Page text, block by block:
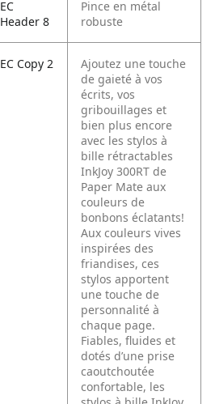
EC
Header 8
Pince en métal
robuste
EC Copy 2
Ajoutez une touche
de gaieté à vos
écrits, vos
gribouillages et
bien plus encore
avec les stylos à
bille rétractables
InkJoy 300RT de
Paper Mate aux
couleurs de
bonbons éclatants!
Aux couleurs vives
inspirées des
friandises, ces
stylos apportent
une touche de
personnalité à
chaque page.
Fiables, fluides et
dotés d’une prise
caoutchoutée
confortable, les